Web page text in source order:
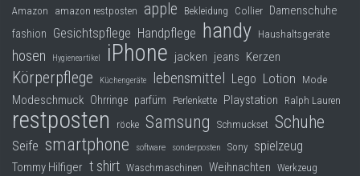
Amazon amazon restposten apple Bekleidung Collier Damenschuhe
fashion Gesichtspflege Handpflege handy Haushaltsgeräte
hosen Hygieneartikel iPhone jacken jeans Kerzen
Körperpflege Küchengeräte lebensmittel Lego Lotion Mode
Modeschmuck Ohrringe parfüm Perlenkette Playstation Ralph Lauren
restposten röcke Samsung Schmuckset Schuhe
Seife smartphone software sonderposten Sony spielzeug
Tommy Hilfiger t shirt Waschmaschinen Weihnachten Werkzeug